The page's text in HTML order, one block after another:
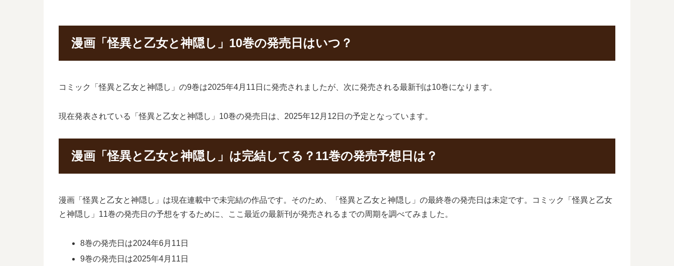
漫画「怪異と乙女と神隠し」10巻の発売日はいつ？
コミック「怪異と乙女と神隠し」の9巻は2025年4月11日に発売されましたが、次に発売される最新刊は10巻になります。
現在発表されている「怪異と乙女と神隠し」10巻の発売日は、2025年12月12日の予定となっています。
漫画「怪異と乙女と神隠し」は完結してる？11巻の発売予想日は？
漫画「怪異と乙女と神隠し」は現在連載中で未完結の作品です。そのため、「怪異と乙女と神隠し」の最終巻の発売日は未定です。コミック「怪異と乙女
と神隠し」11巻の発売日の予想をするために、ここ最近の最新刊が発売されるまでの周期を調べてみました。
8巻の発売日は2024年6月11日
9巻の発売日は2025年4月11日